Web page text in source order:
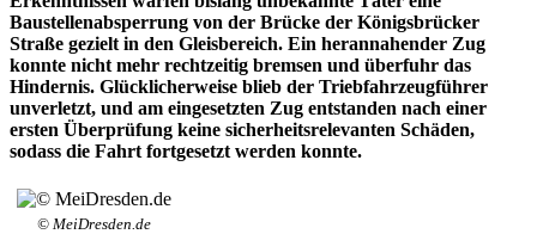
Baustellenabsperrung von der Brücke der Königsbrücker
Straße gezielt in den Gleisbereich. Ein herannahender Zug
konnte nicht mehr rechtzeitig bremsen und überfuhr das
Hindernis. Glücklicherweise blieb der Triebfahrzeugführer
unverletzt, und am eingesetzten Zug entstanden nach einer
ersten Überprüfung keine sicherheitsrelevanten Schäden,
sodass die Fahrt fortgesetzt werden konnte.
© MeiDresden.de